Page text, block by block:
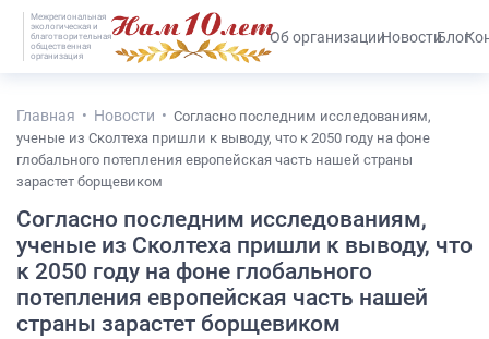
Межрегиональная
экологическая и
благотворительная
общественная
организация
#25536 (без названия)Об организацииНовостиБлог
Главная Новости
Согласно последним исследованиям,
ученые из Сколтеха пришли к выводу, что к 2050 году на фоне
глобального потепления европейская часть нашей страны
зарастет борщевиком
Согласно последним исследованиям,
ученые из Сколтеха пришли к выводу, что
к 2050 году на фоне глобального
потепления европейская часть нашей
страны зарастет борщевиком